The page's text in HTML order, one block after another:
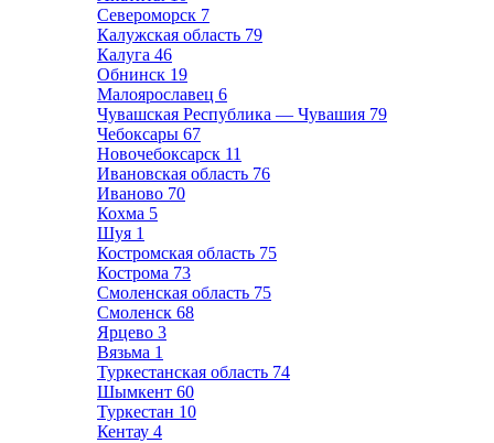
Североморск 7
Калужская область 79
Калуга 46
Обнинск 19
Малоярославец 6
Чувашская Республика — Чувашия 79
Чебоксары 67
Новочебоксарск 11
Ивановская область 76
Иваново 70
Кохма 5
Шуя 1
Костромская область 75
Кострома 73
Смоленская область 75
Смоленск 68
Ярцево 3
Вязьма 1
Туркестанская область 74
Шымкент 60
Туркестан 10
Кентау 4